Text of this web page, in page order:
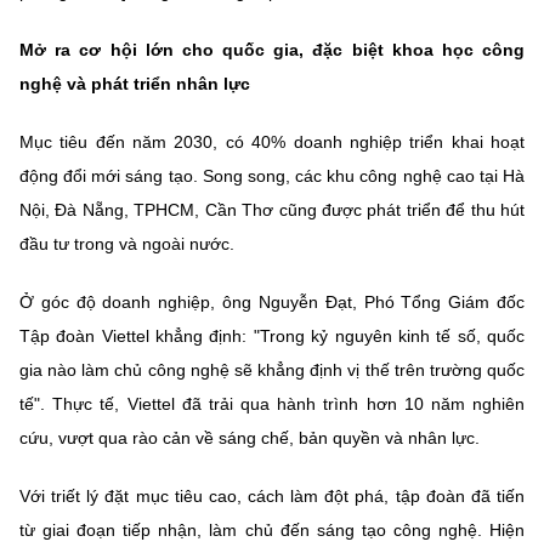
Mở ra cơ hội lớn cho quốc gia, đặc biệt khoa học công
nghệ và phát triển nhân lực
Mục tiêu đến năm 2030, có 40% doanh nghiệp triển khai hoạt
động đổi mới sáng tạo. Song song, các khu công nghệ cao tại Hà
Nội, Đà Nẵng, TPHCM, Cần Thơ cũng được phát triển để thu hút
đầu tư trong và ngoài nước.
Ở góc độ doanh nghiệp, ông Nguyễn Đạt, Phó Tổng Giám đốc
Tập đoàn Viettel khẳng định: "Trong kỷ nguyên kinh tế số, quốc
gia nào làm chủ công nghệ sẽ khẳng định vị thế trên trường quốc
tế". Thực tế, Viettel đã trải qua hành trình hơn 10 năm nghiên
cứu, vượt qua rào cản về sáng chế, bản quyền và nhân lực.
Với triết lý đặt mục tiêu cao, cách làm đột phá, tập đoàn đã tiến
từ giai đoạn tiếp nhận, làm chủ đến sáng tạo công nghệ. Hiện